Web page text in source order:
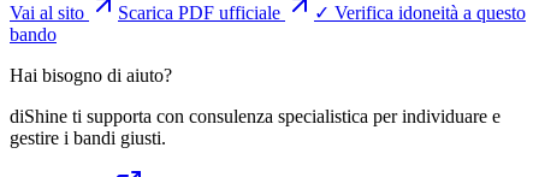
Vai al sito
Scarica PDF ufficiale
✓ Verifica idoneità a questo
bando
Hai bisogno di aiuto?
diShine ti supporta con consulenza specialistica per individuare e
gestire i bandi giusti.